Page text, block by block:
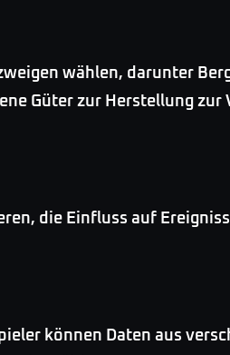
wählen, darunter
Güter zur Herstellung zur
die Einfluss auf
können Daten aus